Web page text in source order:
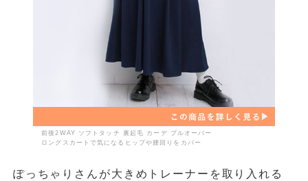
前後2WAY ソフトタッチ 裏起毛 カーデ プルオーバー
ロングスカートで気になるヒップや腰回りをカバー
ぽっちゃりさんが大きめトレーナーを取り入れる